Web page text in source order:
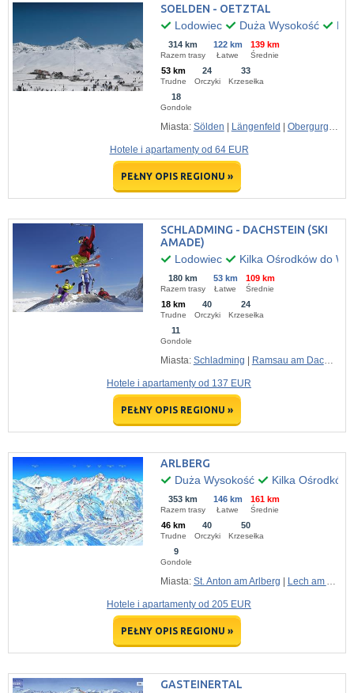
SOELDEN - OETZTAL
Lodowiec
Duża Wysokość
314 km
Razem trasy
122 km
Łatwe
139 km
Średnie
53 km
Trudne
24
Orczyki
33
Krzesełka
18
Gondole
Miasta: Sölden Längenfeld Obergurgl |
Hotele i apartamenty od 64 EUR
PEŁNY OPIS REGIONU »
SCHLADMING - DACHSTEIN (SKI
AMADE)
Lodowiec
Kilka Ośrodków do
180 km
Razem trasy
53 km
Łatwe
109 km
Średnie
18 km
Trudne
40
Orczyki
24
Krzesełka
11
Gondole
Miasta: Schladming Ramsau am Dachstein
Hotele i apartamenty od 137 EUR
PEŁNY OPIS REGIONU »
ARLBERG
Duża Wysokość
Kilka Ośrodków
353 km
Razem trasy
146 km
Łatwe
161 km
Średnie
46 km
Trudne
40
Orczyki
50
Krzesełka
9
Gondole
Miasta: St. Anton am Arlberg Lech am Arlberg
Hotele i apartamenty od 205 EUR
PEŁNY OPIS REGIONU »
GASTEINERTAL